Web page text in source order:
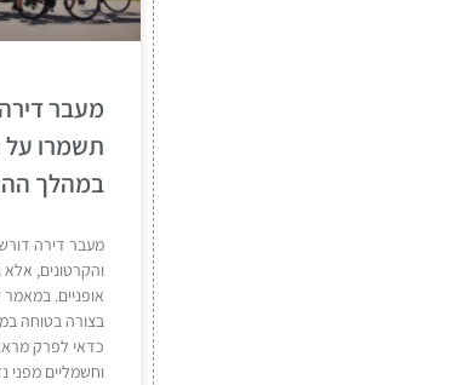
מעבר
תשמרו על
במהלך
מעבר דירה דורש
והקרטונים, אלא
אופניים. במאמר
בצורה בטוחה
כדאי לפרק
וחשמליים מפני